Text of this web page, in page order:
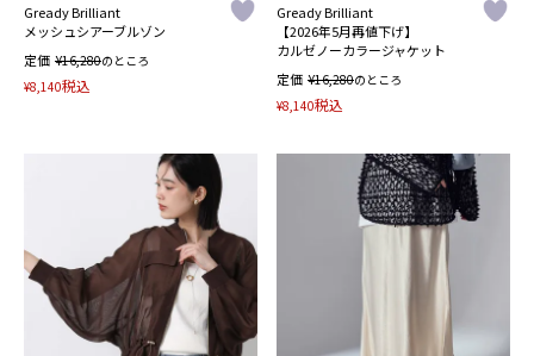
Gready Brilliant
メッシュシアーブルゾン
定価 ¥16,280のところ
¥8,140税込
Gready Brilliant
【2026年5月再値下げ】
カルゼノーカラージャケット
定価 ¥16,280のところ
¥8,140税込